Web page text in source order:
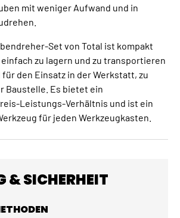
mit weniger Aufwand und in
Set von Total ist kompakt
zu lagern und zu transportieren
den Einsatz in der Werkstatt, zu
Baustelle. Es bietet ein
Leistungs-Verhältnis und ist ein
für jeden Werkzeugkasten.
& SICHERHEIT